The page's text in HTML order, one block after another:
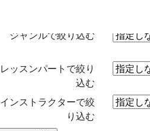
ジャンルで絞り込む
レッスンパートで絞り
込む
インストラクターで絞
り込む